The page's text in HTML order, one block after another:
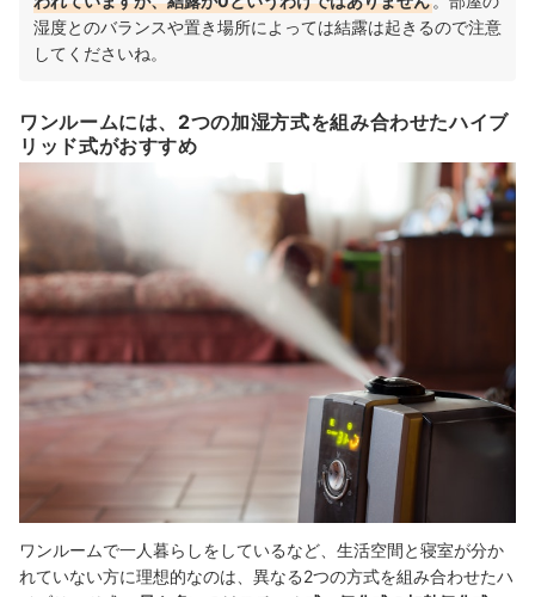
湿度とのバランスや置き場所によっては結露は起きるので注意
してくださいね。
ワンルームには、2つの加湿方式を組み合わせたハイブ
リッド式がおすすめ
ワンルームで一人暮らしをしているなど、生活空間と寝室が分か
れていない方に理想的なのは、異なる2つの方式を組み合わせたハ